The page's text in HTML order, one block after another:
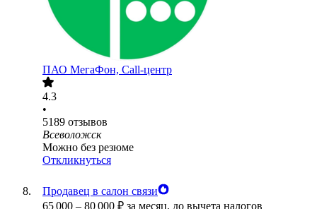
ПАО МегаФон, Call-центр
4.3
•
5189 отзывов
Всеволожск
Можно без резюме
Откликнуться
Продавец в салон связи
65 000 – 80 000 ₽ за месяц, до вычета налогов